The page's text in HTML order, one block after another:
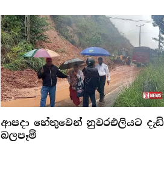
ආපදා හේතුවෙන් නුවරඑලියට දැඩි
බලපෑම්